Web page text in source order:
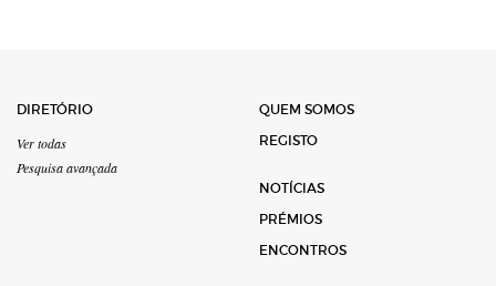
DIRETÓRIO
Ver todas
Pesquisa avançada
QUEM SOMOS
REGISTO
NOTÍCIAS
PRÉMIOS
ENCONTROS